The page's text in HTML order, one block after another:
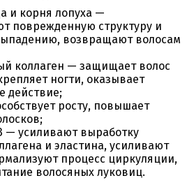
и корня лопуха —
поврежденную структуру и
возвращают волосам
коллаген — защищает волос
ногти, оказывает
действие;
росту, повышает
— усиливают выработку
и эластина, усиливают
процесс циркуляции,
волосяных луковиц.